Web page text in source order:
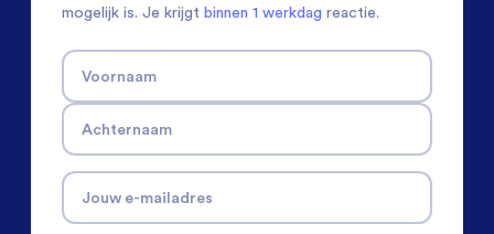
mogelijk is. Je krijgt binnen 1 werkdag reactie.
Voornaam
Achternaam
Jouw e-mailadres